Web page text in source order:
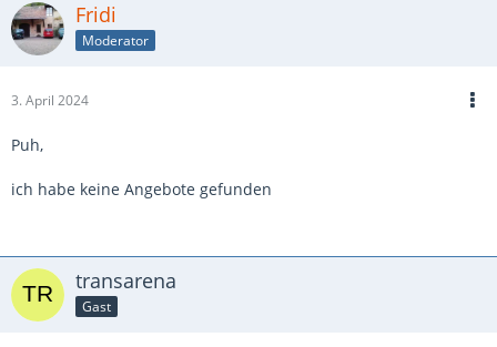
Fridi
Moderator
3. April 2024
Puh,
ich habe keine Angebote gefunden
transarena
Gast